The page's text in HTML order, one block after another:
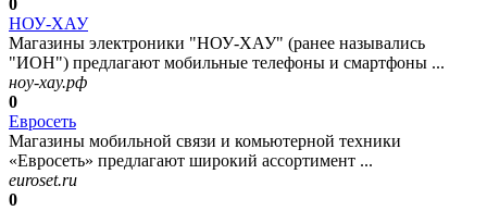
0
НОУ-ХАУ
Магазины электроники "НОУ-ХАУ" (ранее назывались
"ИОН") предлагают мобильные телефоны и смартфоны ...
ноу-хау.рф
0
Евросеть
Магазины мобильной связи и комьютерной техники
«Евросеть» предлагают широкий ассортимент ...
euroset.ru
0